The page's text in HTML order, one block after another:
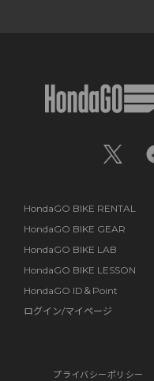
HondaGO BIKE RENTAL
HondaGO BIKE GEAR
HondaGO BIKE LAB
HondaGO BIKE LESSON
HondaGO ID＆Point
ログイン/マイページ
プライバシーポリシー